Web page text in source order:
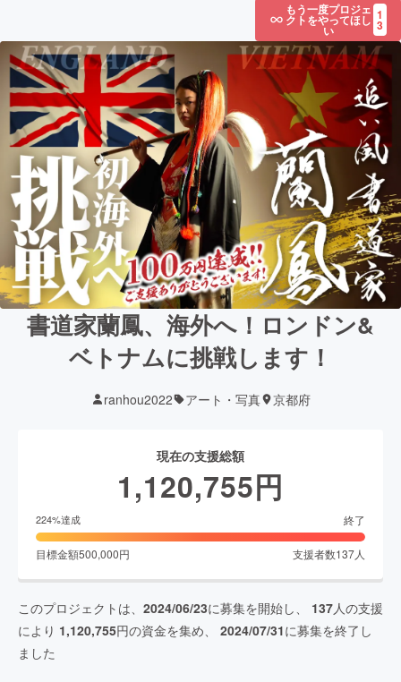
もう一度プロジェ
クトをやってほし
い
1
3
書道家蘭鳳、海外へ！ロンドン&
ベトナムに挑戦します！
ranhou2022 アート・写真 京都府
現在の支援総額
1,120,755円
224%達成 終了
目標金額500,000円 支援者数137人
このプロジェクトは、 2024/06/23に募集を開始し、 137人の支援
により 1,120,755円の資金を集め、 2024/07/31に募集を終了し
ました